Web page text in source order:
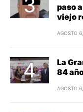
paso
viejo
AGOSTO
La
84
AGOSTO